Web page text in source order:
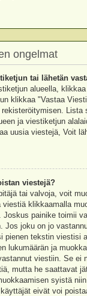
ongelmat
tai lähetän
alueella,
klikkaa "Vastaa
Lista
ja viestiketjun
uusia viestejä, Voit
viestejä?
tai valvoja, voit
klikkaamalla
Joskus painike toimii
Jos joku on jo
pienen tekstin viestisi
lukumäärän ja
viestiin. Se ei
mutta he saattavat
syistä niin
eivät voi